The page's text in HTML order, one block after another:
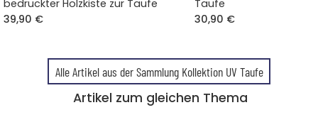
bedruckter Holzkiste zur Taufe
39,90 €
Taufe
30,90 €
Alle Artikel aus der Sammlung Kollektion UV Taufe
Artikel zum gleichen Thema